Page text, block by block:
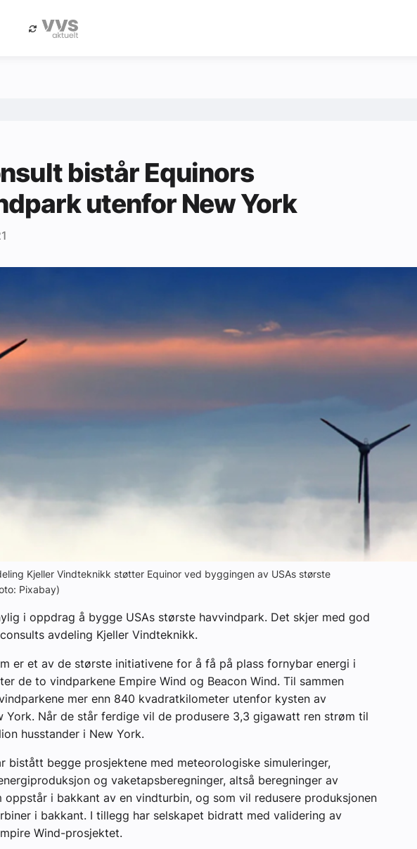
Annonsere i Byggfakta Nyheter
bistår Equinors
utenfor New York
Kjeller Vindteknikk støtter Equinor ved byggingen av USAs største
Pixabay)
i oppdrag å bygge USAs største havvindpark. Det skjer med god
avdeling Kjeller Vindteknikk.
er et av de største initiativene for å få på plass fornybar energi i
de to vindparkene Empire Wind og Beacon Wind. Til sammen
mer enn 840 kvadratkilometer utenfor kysten av
York. Når de står ferdige vil de produsere 3,3 gigawatt ren strøm til
husstander i New York.
bistått begge prosjektene med meteorologiske simuleringer,
og vaketapsberegninger, altså beregninger av
oppstår i bakkant av en vindturbin, og som vil redusere produksjonen
i bakkant. I tillegg har selskapet bidratt med validering av
Wind-prosjektet.